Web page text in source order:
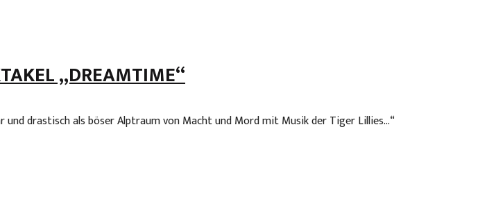
„DREAMTIME“
drastisch als böser Alptraum von Macht und Mord mit Musik der Tiger Lillies…“